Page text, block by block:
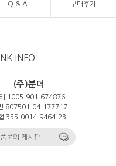
Q & A 구매후기
INFO
(주)분더
1005-901-674876
807501-04-177717
355-0014-9464-23
문의 게시판